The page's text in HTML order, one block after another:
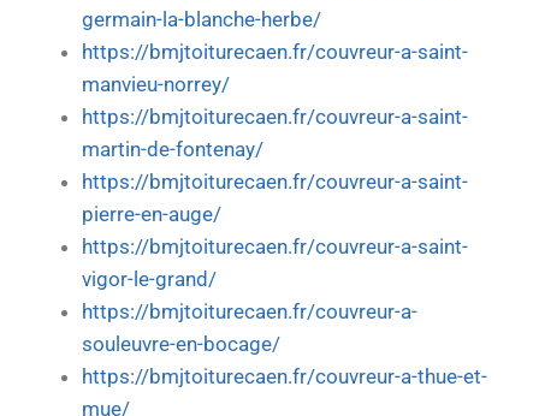
germain-la-blanche-herbe/
https://bmjtoiturecaen.fr/couvreur-a-saint-
manvieu-norrey/
https://bmjtoiturecaen.fr/couvreur-a-saint-
martin-de-fontenay/
https://bmjtoiturecaen.fr/couvreur-a-saint-
pierre-en-auge/
https://bmjtoiturecaen.fr/couvreur-a-saint-
vigor-le-grand/
https://bmjtoiturecaen.fr/couvreur-a-
souleuvre-en-bocage/
https://bmjtoiturecaen.fr/couvreur-a-thue-et-
mue/